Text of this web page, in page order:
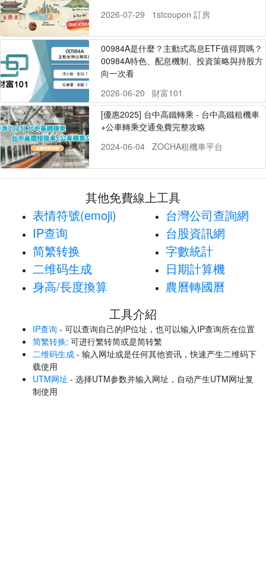
2026-07-29
1stcoupon 訂房
00984A是什麼？主動式高息ETF值得買嗎？
00984A特色、配息機制、投資策略與持股方
向一次看
2026-06-20
財富101
[優惠2025] 台中高鐵轉乘 - 台中高鐵租機車
+公車轉乘交通免費完整攻略
2024-06-04
ZOCHA租機車平台
其他免費線上工具
表情符號(emoji)
IP查询
简繁转换
二维码生成
身高/長度換算
台灣公司查詢網
台股資訊網
字數統計
日期計算機
農曆轉國曆
工具介紹
IP查询 - 可以查询自己的IP位址，也可以输入IP查询所在位置
简繁转换: 可进行繁转简或是简转繁
二维码生成 - 输入网址或是任何其他资讯，快速产生二维码下
载使用
UTM网址 - 选择UTM参数并输入网址，自动产生UTM网址复
制使用